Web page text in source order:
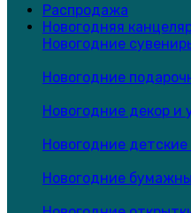
Распродажа
Новогодняя
Новогодние
Новогодние
Новогодние декор и
Новогодние детские
Новогодние